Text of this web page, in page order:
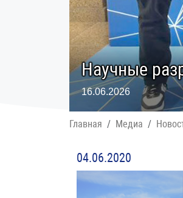
Научные
16.06.2026
Главная Медиа
04.06.2020